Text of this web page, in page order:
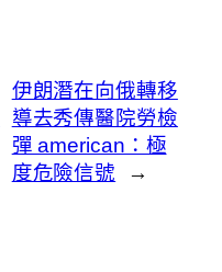
伊朗潛在向俄轉移
導去秀傳醫院勞檢
彈 american：極
度危險信號
→